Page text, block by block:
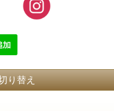
り替え